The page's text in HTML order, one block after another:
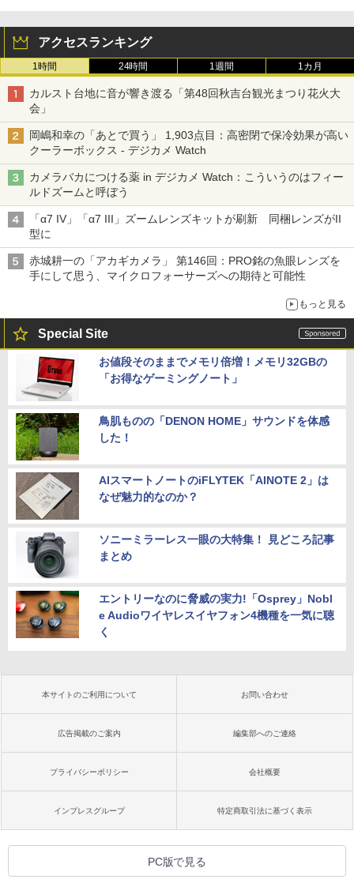
アクセスランキング
1時間 24時間 1週間 1カ月
カルスト台地に音が響き渡る「第48回秋吉台観光まつり花火大
会」
岡嶋和幸の「あとで買う」 1,903点目：高密閉で保冷効果が高い
クーラーボックス - デジカメ Watch
カメラバカにつける薬 in デジカメ Watch：こういうのはフィー
ルドズームと呼ぼう
「α7 IV」「α7 III」ズームレンズキットが刷新 同梱レンズがII
型に
赤城耕一の「アカギカメラ」 第146回：PRO銘の魚眼レンズを
手にして思う、マイクロフォーサーズへの期待と可能性
もっと見る
Special Site
お値段そのままでメモリ倍増！メモリ32GBの
「お得なゲーミングノート」
鳥肌ものの「DENON HOME」サウンドを体感
した！
AIスマートノートのiFLYTEK「AINOTE 2」は
なぜ魅力的なのか？
ソニーミラーレス一眼の大特集！ 見どころ記事
まとめ
エントリーなのに脅威の実力!「Osprey」Nobl
e Audioワイヤレスイヤフォン4機種を一気に聴
く
本サイトのご利用について お問い合わせ
広告掲載のご案内 編集部へのご連絡
プライバシーポリシー 会社概要
インプレスグループ 特定商取引法に基づく表示
PC版で見る